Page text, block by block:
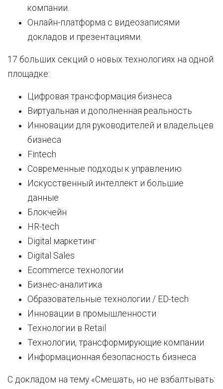
компании.
Онлайн-платформа с видеозаписями
докладов и презентациями.
17 больших секций о новых технологиях на одной
площадке:
Цифровая трансформация бизнеса
Виртуальная и дополненная реальность
Инновации для руководителей и владельцев
бизнеса
Fintech
Современные подходы к управлению
Искусственный интеллект и большие
данные
Блокчейн
HR-tech
Digital маркетинг
Digital Sales
Ecommerce технологии
Бизнес-аналитика
Образовательные технологии / ED-tech
Инновации в промышленности
Технологии в Retail
Технологии, трансформирующие компании
Информационная безопасность бизнеса
С докладом на тему «Смешать, но не взбалтывать: